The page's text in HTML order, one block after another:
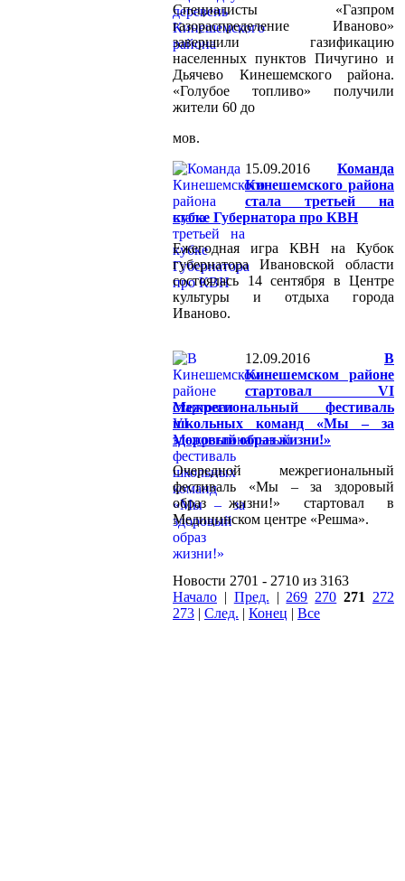
Специалисты «Газпром
газораспределение Иваново»
завершили газификацию
населенных пунктов Пичугино и
Дьячево Кинешемского района.
«Голубое топливо» получили
жители 60 до
мов.
15.09.2016
Команда
Кинешемского района
стала третьей на
кубке Губернатора про КВН
Ежегодная игра КВН на Кубок
губернатора Ивановской области
состоялась 14 сентября в Центре
культуры и отдыха города
Иваново.
12.09.2016
В
Кинешемском районе
стартовал VI
Межрегиональный фестиваль
школьных команд «Мы – за
здоровый образ жизни!»
Очередной межрегиональный
фестиваль «Мы – за здоровый
образ жизни!» стартовал в
Медицинском центре «Решма».
Новости 2701 - 2710 из 3163
Начало | Пред. | 269 270 271
272
273 | След. | Конец | Все